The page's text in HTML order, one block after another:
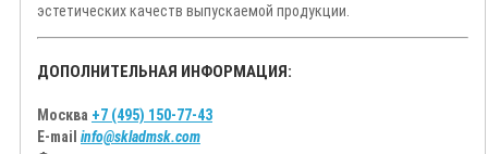
эстетических качеств выпускаемой продукции.
ДОПОЛНИТЕЛЬНАЯ ИНФОРМАЦИЯ:
Москва +7 (495) 150-77-43
E-mail info@skladmsk.com